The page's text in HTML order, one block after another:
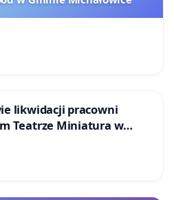
likwidacji pracowni
Teatrze Miniatura w